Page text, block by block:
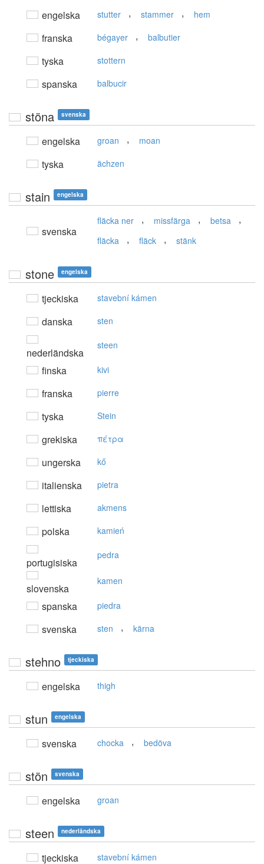
engelska stutter , stammer , hem
franska bégayer , balbutier
tyska stottern
spanska balbucir
stöna svenska
engelska groan , moan
tyska ächzen
stain engelska
svenska
fläcka ner , missfärga , betsa ,
fläcka , fläck , stänk
stone engelska
tjeckiska stavební kámen
danska sten
nederländska
steen
finska kivi
franska pierre
tyska Stein
grekiska πέτρα
ungerska kő
italienska pietra
lettiska akmens
polska kamień
portugisiska
pedra
slovenska
kamen
spanska piedra
svenska sten , kärna
stehno tjeckiska
engelska thigh
stun engelska
svenska chocka , bedöva
stön svenska
engelska groan
steen nederländska
tjeckiska stavební kámen